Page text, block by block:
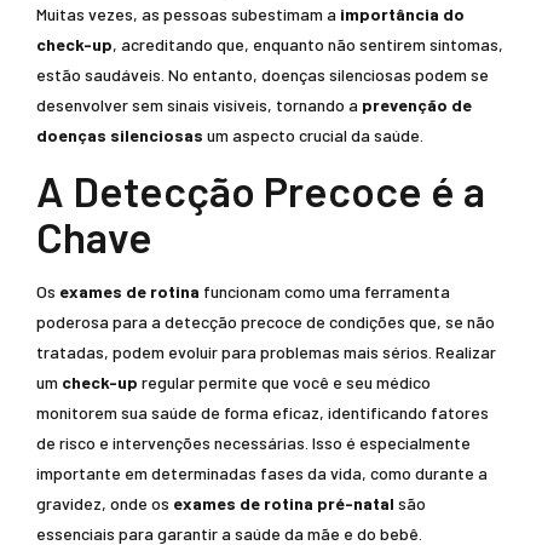
Muitas vezes, as pessoas subestimam a importância do
check-up, acreditando que, enquanto não sentirem sintomas,
estão saudáveis. No entanto, doenças silenciosas podem se
desenvolver sem sinais visíveis, tornando a prevenção de
doenças silenciosas um aspecto crucial da saúde.
A Detecção Precoce é a
Chave
Os exames de rotina funcionam como uma ferramenta
poderosa para a detecção precoce de condições que, se não
tratadas, podem evoluir para problemas mais sérios. Realizar
um check-up regular permite que você e seu médico
monitorem sua saúde de forma eficaz, identificando fatores
de risco e intervenções necessárias. Isso é especialmente
importante em determinadas fases da vida, como durante a
gravidez, onde os exames de rotina pré-natal são
essenciais para garantir a saúde da mãe e do bebê.